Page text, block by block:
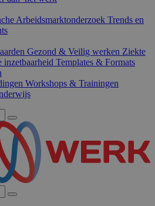
Arbeidsmarktonderzoek Trends en
Gezond & Veilig werken Ziekte
inzetbaarheid Templates & Formats
Workshops & Trainingen